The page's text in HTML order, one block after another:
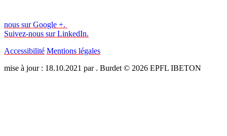
nous sur Google +.
Suivez-nous sur LinkedIn.
Accessibilité Mentions légales
mise à jour : 18.10.2021 par . Burdet © 2026 EPFL IBETON